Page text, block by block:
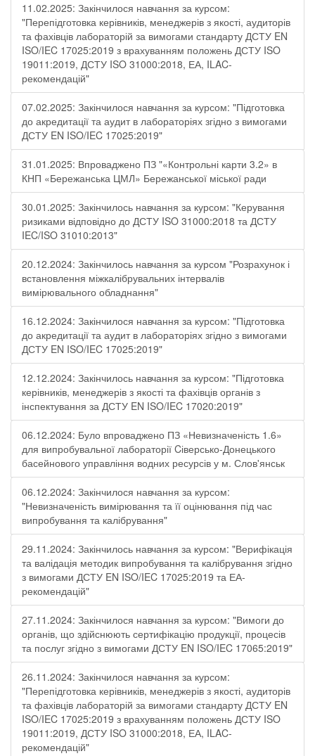
11.02.2025: Закінчилося навчання за курсом:
"Перепідготовка керівників, менеджерів з якості, аудиторів
та фахівців лабораторій за вимогами стандарту ДСТУ EN
ISO/IEC 17025:2019 з врахуванням положень ДСТУ ISO
19011:2019, ДСТУ ISO 31000:2018, ЕА, ILAC-
рекомендацій"
07.02.2025: Закінчилося навчання за курсом: "Підготовка
до акредитації та аудит в лабораторіях згідно з вимогами
ДСТУ EN ISO/IEC 17025:2019"
31.01.2025: Впроваджено ПЗ "«Контрольні карти 3.2» в
КНП «Бережанська ЦМЛ» Бережанської міської ради
30.01.2025: Закінчилось навчання за курсом: "Керування
ризиками відповідно до ДСТУ ISO 31000:2018 та ДСТУ
IEC/ISO 31010:2013"
20.12.2024: Закінчилось навчання за курсом "Розрахунок і
встановлення міжкалібрувальних інтервалів
вимірювального обладнання"
16.12.2024: Закінчилося навчання за курсом: "Підготовка
до акредитації та аудит в лабораторіях згідно з вимогами
ДСТУ EN ISO/IEC 17025:2019"
12.12.2024: Закінчилось навчання за курсом: "Підготовка
керівників, менеджерів з якості та фахівців органів з
інспектування за ДСТУ EN ISO/IEC 17020:2019"
06.12.2024: Було впроваджено ПЗ «Невизначеність 1.6»
для випробувальної лабораторії Cіверсько-Донецького
басейнового управління водних ресурсів у м. Слов'янськ
06.12.2024: Закінчилося навчання за курсом:
"Невизначеність вимірювання та її оцінювання під час
випробування та калібрування"
29.11.2024: Закінчилось навчання за курсом: "Верифікація
та валідація методик випробування та калібрування згідно
з вимогами ДСТУ EN ISO/IEC 17025:2019 та ЕА-
рекомендацій"
27.11.2024: Закінчилося навчання за курсом: "Вимоги до
органів, що здійснюють сертифікацію продукції, процесів
та послуг згідно з вимогами ДСТУ EN ISO/IEC 17065:2019"
26.11.2024: Закінчилося навчання за курсом:
"Перепідготовка керівників, менеджерів з якості, аудиторів
та фахівців лабораторій за вимогами стандарту ДСТУ EN
ISO/IEC 17025:2019 з врахуванням положень ДСТУ ISO
19011:2019, ДСТУ ISO 31000:2018, ЕА, ILAC-
рекомендацій"